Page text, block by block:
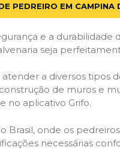
PEDREIRO EM CAMPINA
e a durabilidade
seja
a diversos tipos
de muros e
no aplicativo Grifo.
onde os
necessárias